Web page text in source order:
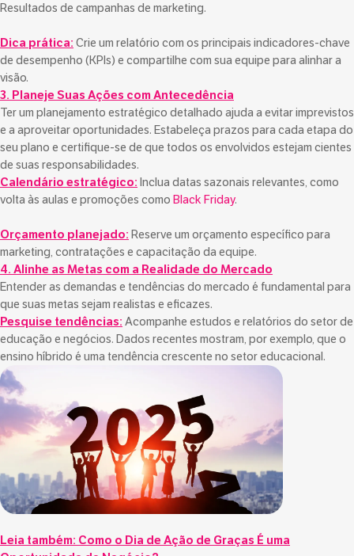
Resultados de campanhas de marketing.
Dica prática: Crie um relatório com os principais indicadores-chave
de desempenho (KPIs) e compartilhe com sua equipe para alinhar a
visão.
3. Planeje Suas Ações com Antecedência
Ter um planejamento estratégico detalhado ajuda a evitar imprevistos
e a aproveitar oportunidades. Estabeleça prazos para cada etapa do
seu plano e certifique-se de que todos os envolvidos estejam cientes
de suas responsabilidades.
Calendário estratégico: Inclua datas sazonais relevantes, como
volta às aulas e promoções como Black Friday.
Orçamento planejado: Reserve um orçamento específico para
marketing, contratações e capacitação da equipe.
4. Alinhe as Metas com a Realidade do Mercado
Entender as demandas e tendências do mercado é fundamental para
que suas metas sejam realistas e eficazes.
Pesquise tendências: Acompanhe estudos e relatórios do setor de
educação e negócios. Dados recentes mostram, por exemplo, que o
ensino híbrido é uma tendência crescente no setor educacional.
Leia também: Como o Dia de Ação de Graças É uma